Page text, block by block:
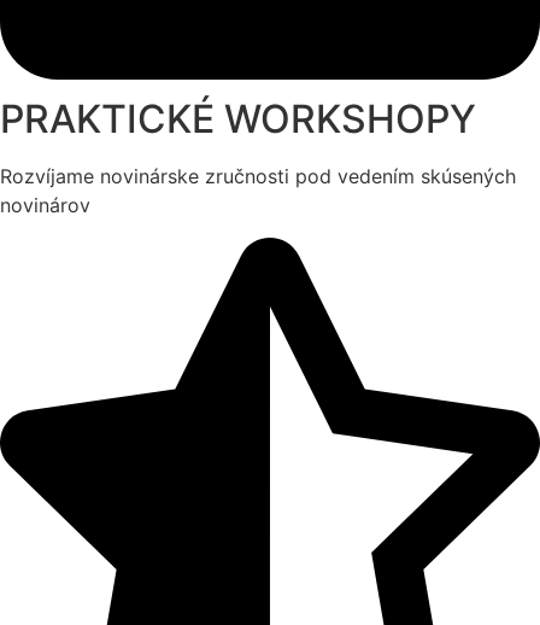
PRAKTICKÉ WORKSHOPY
Rozvíjame novinárske zručnosti pod vedením skúsených
novinárov